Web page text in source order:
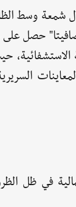
شمعة وسط
حصل
في ظل